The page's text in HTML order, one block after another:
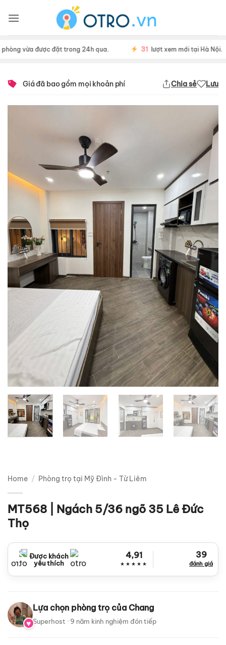
vừa được đặt trong 24h qua. 31 lượt xem mới tại Hà Nội.
Giá đã bao gồm mọi khoản phí Chia sẻ Lưu
Home / Phòng trọ tại Mỹ Đình - Từ Liêm
MT568 | Ngách 5/36 ngõ 35 Lê Đức
Thọ
Được khách
yêu thích
4,91
★★★★★
39
đánh giá
Lựa chọn phòng trọ của Chang
Superhost · 9 năm kinh nghiệm đón tiếp